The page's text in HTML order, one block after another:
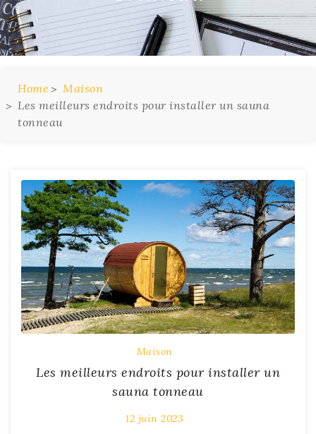
Home
Maison
Les meilleurs endroits pour installer un sauna
tonneau
Maison
Les meilleurs endroits pour installer un
sauna tonneau
12 juin 2023